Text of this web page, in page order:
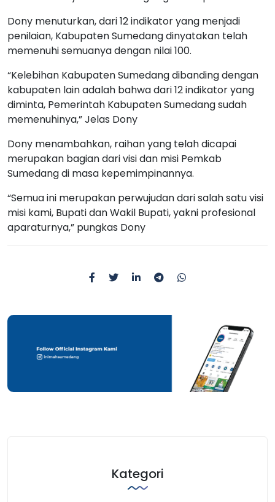
Dony menuturkan, dari 12 indikator yang menjadi
penilaian, Kabupaten Sumedang dinyatakan telah
memenuhi semuanya dengan nilai 100.
“Kelebihan Kabupaten Sumedang dibanding dengan
kabupaten lain adalah bahwa dari 12 indikator yang
diminta, Pemerintah Kabupaten Sumedang sudah
memenuhinya,” Jelas Dony
Dony menambahkan, raihan yang telah dicapai
merupakan bagian dari visi dan misi Pemkab
Sumedang di masa kepemimpinannya.
“Semua ini merupakan perwujudan dari salah satu visi
misi kami, Bupati dan Wakil Bupati, yakni profesional
aparaturnya,” pungkas Dony
Kategori